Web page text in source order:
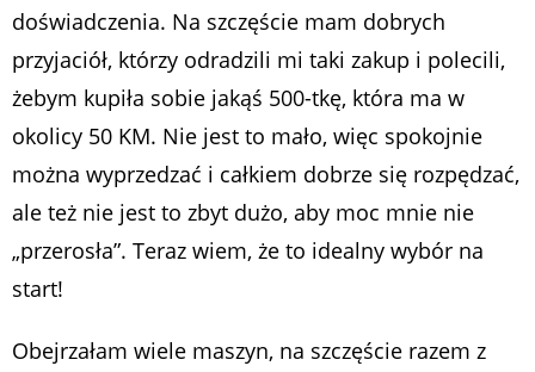
doświadczenia. Na szczęście mam dobrych
przyjaciół, którzy odradzili mi taki zakup i polecili,
żebym kupiła sobie jakąś 500-tkę, która ma w
okolicy 50 KM. Nie jest to mało, więc spokojnie
można wyprzedzać i całkiem dobrze się rozpędzać,
ale też nie jest to zbyt dużo, aby moc mnie nie
„przerosła”. Teraz wiem, że to idealny wybór na
start!
Obejrzałam wiele maszyn, na szczęście razem z